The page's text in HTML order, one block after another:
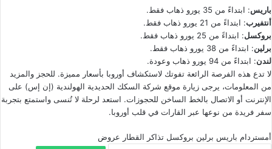
باريس: ابتداءً من 35 يورو ذهاب فقط.
أنتفيرب: ابتداءً من 21 يورو ذهاب فقط.
بروكسل: ابتداءً من 25 يورو ذهاب فقط.
برلين: ابتداءً من 38 يورو ذهاب فقط.
لندن: ابتداءً من 94 يورو ذهاب وعودة.
لا تدع هذه الفرصة الرائعة تفوتك لاستكشاف أوروبا بأسعار مميزة. للحجز والمزيد
من المعلومات، يرجى زيارة موقع شركة السكك الحديدية الهولندية (إن إس) على
الإنترنت أو الاتصال بالخط الساخن للحجوزات. استعد لرحلة لا تُنسى واستمتع بتجربة
سفر فريدة من نوعها عبر القارات في قلب أوروبا.
أمستردام باريس برلين بروكسل تذاكر القطار عروض